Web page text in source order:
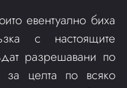
евентуално биха
с настоящите
разрешавани по
за целта по всяко